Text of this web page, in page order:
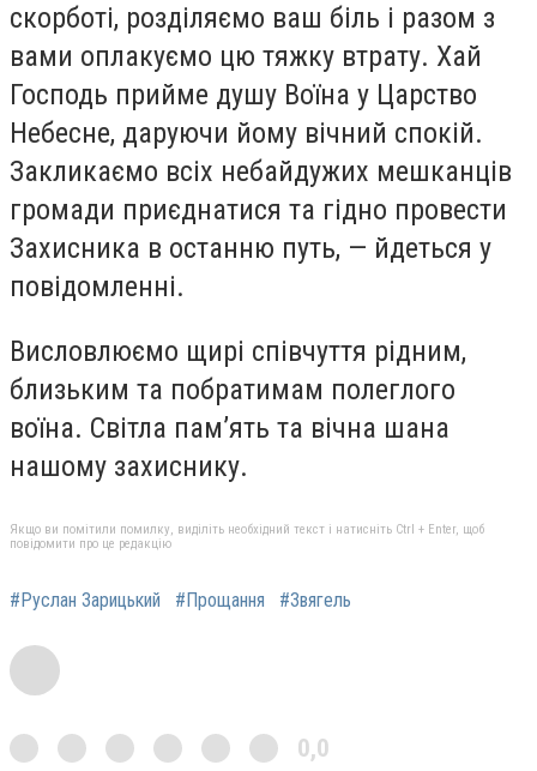
скорботі, розділяємо ваш біль і разом з
вами оплакуємо цю тяжку втрату. Хай
Господь прийме душу Воїна у Царство
Небесне, даруючи йому вічний спокій.
Закликаємо всіх небайдужих мешканців
громади приєднатися та гідно провести
Захисника в останню путь, — йдеться у
повідомленні.
Висловлюємо щирі співчуття рідним,
близьким та побратимам полеглого
воїна. Світла пам’ять та вічна шана
нашому захиснику.
Якщо ви помітили помилку, виділіть необхідний текст і натисніть Ctrl + Enter, щоб
повідомити про це редакцію
#Руслан Зарицький #Прощання #Звягель
0,0